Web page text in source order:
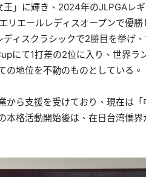
」に輝き、2024年のJLPGAレ
リエールレディスオープンで優
ィスクラシックで2勝目を挙げ
にて1打差の2位に入り、世界ラ
の地位を不動のものとしている。
から支援を受けており、現在は
本格活動開始後は、在日台湾僑